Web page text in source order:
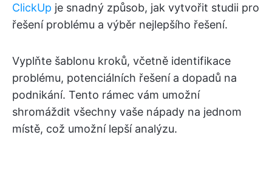
ClickUp je snadný způsob, jak vytvořit studii pro
řešení problému a výběr nejlepšího řešení.
Vyplňte šablonu kroků, včetně identifikace
problému, potenciálních řešení a dopadů na
podnikání. Tento rámec vám umožní
shromáždit všechny vaše nápady na jednom
místě, což umožní lepší analýzu.